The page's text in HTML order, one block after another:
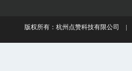
版权所有：杭州点赞科技有限公司